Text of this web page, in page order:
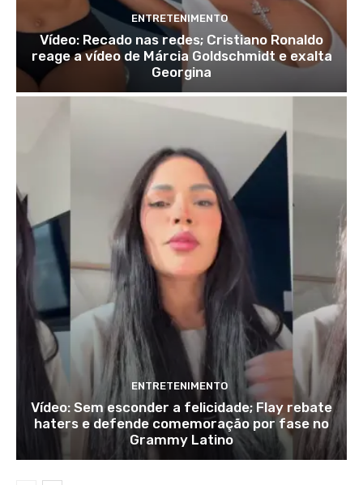
ENTRETENIMENTO
Vídeo: Recado nas redes; Cristiano Ronaldo
reage a vídeo de Márcia Goldschmidt e exalta
Georgina
ENTRETENIMENTO
Vídeo: Sem esconder a felicidade; Flay rebate
haters e defende comemoração por fase no
Grammy Latino